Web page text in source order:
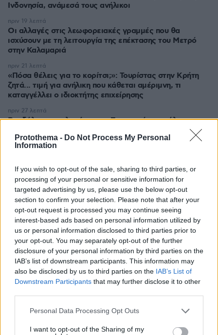
Protothema - Do Not Process My Personal
Information
If you wish to opt-out of the sale, sharing to third parties, or
processing of your personal or sensitive information for
targeted advertising by us, please use the below opt-out
section to confirm your selection. Please note that after your
opt-out request is processed you may continue seeing
interest-based ads based on personal information utilized by
us or personal information disclosed to third parties prior to
your opt-out. You may separately opt-out of the further
disclosure of your personal information by third parties on the
IAB’s list of downstream participants. This information may
also be disclosed by us to third parties on the IAB’s List of
Downstream Participants that may further disclose it to other
Please note that this website/app uses one or more Google
not limited to your visit or usage behaviour. You may click to
Personal Data Processing Opt Outs
I want to opt-out of the Sharing of my
Ινδονησία, ανάμεσά τους ανήλικοι
Οι αλλαγές στις λεωφορειακές γραμμές που θα
ισχύσουν με τη λειτουργία της επέκτασης του Μετρό
στην Καλαμαριά
πριν 19 λεπτά
«Πόσα θέλεις για το κορίτσι;»: Τουρίστας στην Κρήτη
ζητά... τιμή για ανήλικη που κάθεται αμέριμνη, τι
καταγγέλλει ο ιδιοκτήτης επιχείρησης
πριν 21 λεπτά
Βανδάλισαν εκκλησάκι στον Σαρωνικό, προκάλεσαν
πριν 27 λεπτά
Μητσιά, γράφει για τη Σύρο, τον τόπο-ησυχαστήριο της
οικογένειας
πριν 30 λεπτά
ΔΕΙΤΕ ΟΛΕΣ ΤΙΣ ΕΙΔΗΣΕΙΣ
ΤΑ ΠΙΟ ΔΗΜΟΦΙΛΗ